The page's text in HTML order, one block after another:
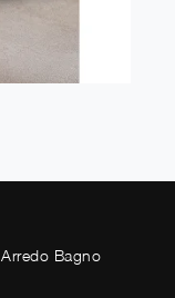
Arredo Bagno